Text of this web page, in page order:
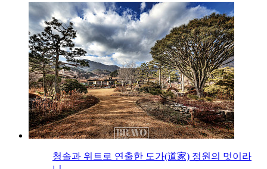
청솔과 위트로 연출한 도가(道家) 정원의 멋이라